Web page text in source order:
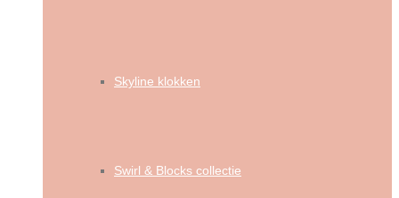
Skyline klokken
Swirl & Blocks collectie